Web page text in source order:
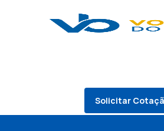
Solicitar